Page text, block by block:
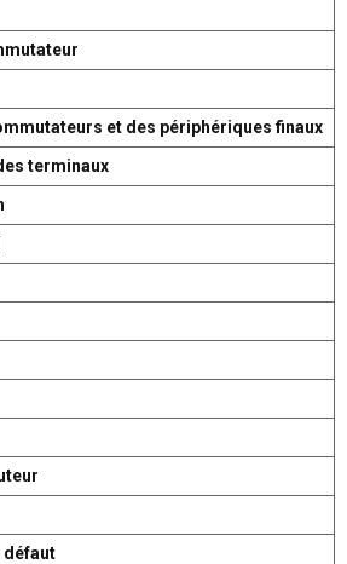
et des périphériques finaux
terminaux
défaut